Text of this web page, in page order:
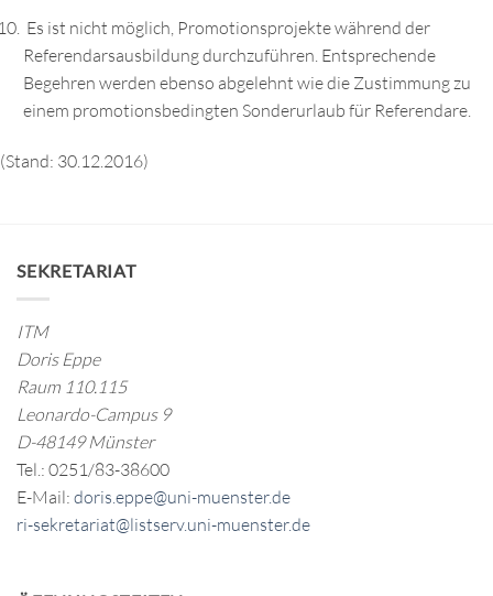
Es ist nicht möglich, Promotionsprojekte während der
Referendarsausbildung durchzuführen. Entsprechende
Begehren werden ebenso abgelehnt wie die Zustimmung zu
einem promotionsbedingten Sonderurlaub für Referendare.
(Stand: 30.12.2016)
SEKRETARIAT
ITM
Doris Eppe
Raum 110.115
Leonardo-Campus 9
D-48149 Münster
Tel.: 0251/83-38600
E-Mail: doris.eppe@uni-muenster.de
ri-sekretariat@listserv.uni-muenster.de